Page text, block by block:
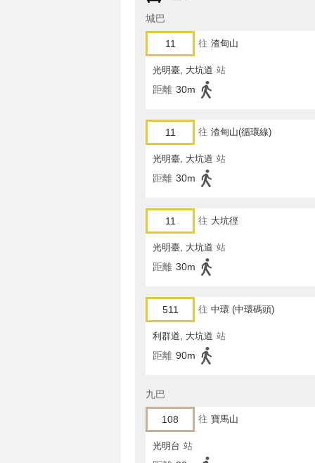
城巴
11 往 渣甸山
光明臺, 大坑道 站
距離 30m
11 往 渣甸山(循環線)
光明臺, 大坑道 站
距離 30m
11 往 大坑徑
光明臺, 大坑道 站
距離 30m
511 往 中環 (中環碼頭)
利群道, 大坑道 站
距離 90m
九巴
108 往 寶馬山
光明台 站